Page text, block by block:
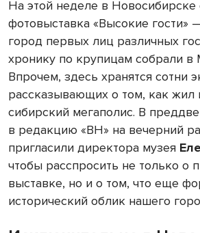
На этой неделе в Новосибирске
фотовыставка «Высокие гости»
город первых лиц различных
хронику по крупицам собрали в
Впрочем, здесь хранятся сотни
рассказывающих о том, как жил
сибирский мегаполис. В
в редакцию «ВН» на вечерний
пригласили директора музея
чтобы расспросить не только о
выставке, но и о том, что еще
исторический облик нашего